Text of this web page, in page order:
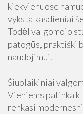
kiekvienuose
vyksta kasdieniai
Todėl valgomojo
patogūs, praktiški
naudojimui.
Šiuolaikiniai
Vieniems patinka
renkasi